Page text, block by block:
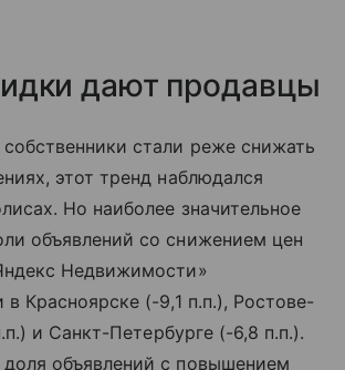
дают продавцы
стали реже снижать
этот тренд наблюдался
Но наиболее значительное
объявлений со снижением цен
Недвижимости»
в Красноярске (-9,1 п.п.), Ростове-
и Санкт-Петербурге (-6,8 п.п.).
объявлений с повышением